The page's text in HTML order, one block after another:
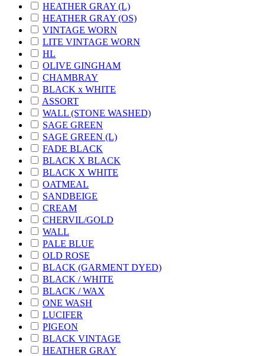
HEATHER GRAY (L)
HEATHER GRAY (OS)
VINTAGE WORN
LITE VINTAGE WORN
HL
OLIVE GINGHAM
CHAMBRAY
BLACK x WHITE
ASSORT
WALL (STONE WASHED)
SAGE GREEN
SAGE GREEN (L)
FADE BLACK
BLACK X BLACK
BLACK X WHITE
OATMEAL
SANDBEIGE
CREAM
CHERVIL/GOLD
WALL
PALE BLUE
OLD ROSE
BLACK (GARMENT DYED)
BLACK / WHITE
BLACK / WAX
ONE WASH
LUCIFER
PIGEON
BLACK VINTAGE
HEATHER GRAY